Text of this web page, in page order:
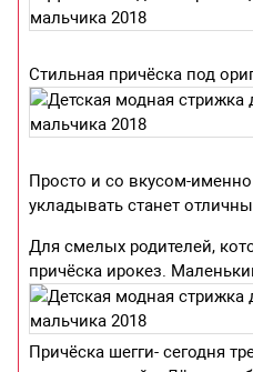
Стильная причёска под
Просто и со вкусом-
укладывать станет
Для смелых родителей,
причёска ирокез.
Причёска шегги- сегодня